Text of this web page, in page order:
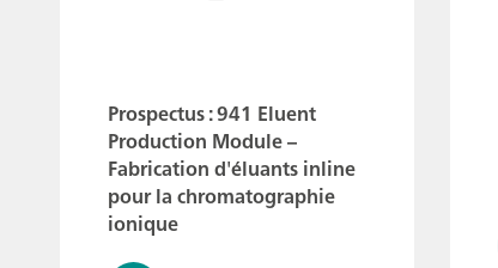
Prospectus : 941 Eluent
Production Module –
Fabrication d'éluants inline
pour la chromatographie
ionique